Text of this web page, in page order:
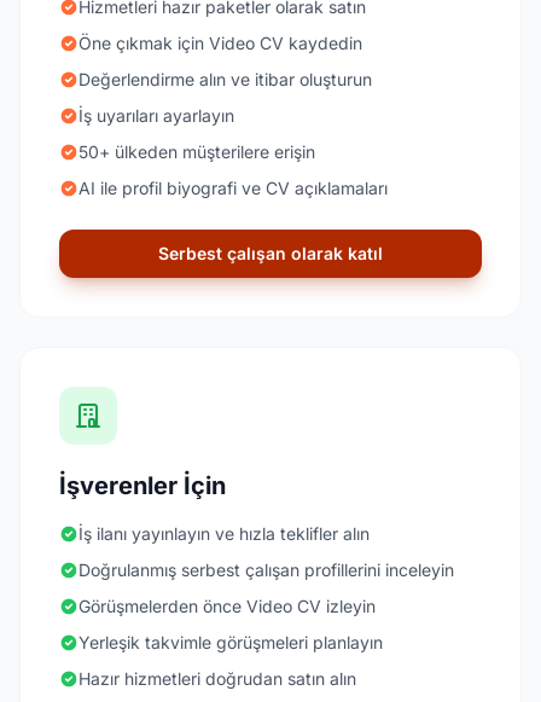
Hizmetleri hazır paketler olarak satın
Öne çıkmak için Video CV kaydedin
Değerlendirme alın ve itibar oluşturun
İş uyarıları ayarlayın
50+ ülkeden müşterilere erişin
AI ile profil biyografi ve CV açıklamaları
Serbest çalışan olarak katıl
İşverenler İçin
İş ilanı yayınlayın ve hızla teklifler alın
Doğrulanmış serbest çalışan profillerini inceleyin
Görüşmelerden önce Video CV izleyin
Yerleşik takvimle görüşmeleri planlayın
Hazır hizmetleri doğrudan satın alın